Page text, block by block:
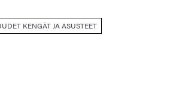
KENGÄT JA ASUSTEET